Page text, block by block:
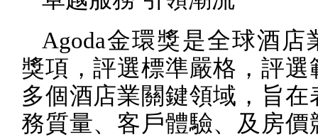
Agoda金環獎是全球酒店
獎項，評選標準嚴格，評選
多個酒店業關鍵領域，旨在
務質量、客戶體驗、及房價